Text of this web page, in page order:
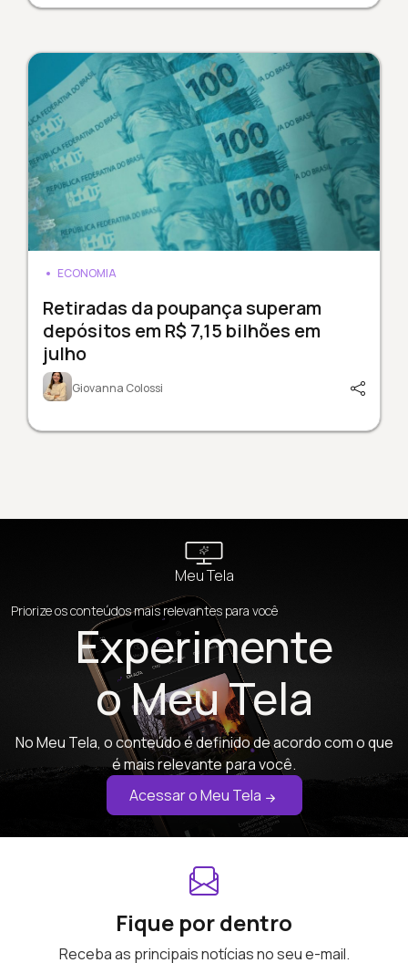
ECONOMIA
Retiradas da poupança superam
depósitos em R$ 7,15 bilhões em
julho
Giovanna Colossi
Meu Tela
Priorize os conteúdos mais relevantes para você
Experimente
o Meu Tela
No Meu Tela, o conteúdo é definido de acordo com o que
é mais relevante para você.
Acessar o Meu Tela
Fique por dentro
Receba as principais notícias no seu e-mail.